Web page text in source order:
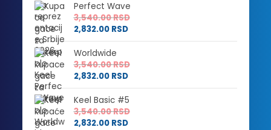
Perfect Wave
3,540.00RSD
2,832.00 RSD
Worldwide
3,540.00RSD
2,832.00 RSD
Keel Basic #5
3,540.00RSD
2,832.00 RSD